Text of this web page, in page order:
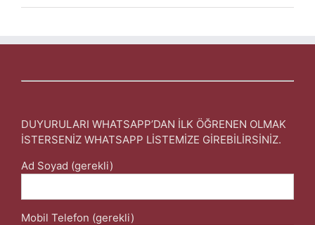
DUYURULARI WHATSAPP’DAN İLK ÖĞRENEN OLMAK
İSTERSENİZ WHATSAPP LİSTEMİZE GİREBİLİRSİNİZ.
Ad Soyad (gerekli)
Mobil Telefon (gerekli)